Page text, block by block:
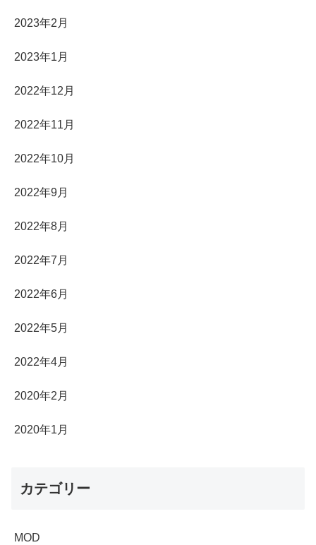
2023年2月
2023年1月
2022年12月
2022年11月
2022年10月
2022年9月
2022年8月
2022年7月
2022年6月
2022年5月
2022年4月
2020年2月
2020年1月
カテゴリー
MOD